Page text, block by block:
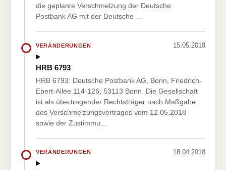
die geplante Verschmelzung der Deutsche
Postbank AG mit der Deutsche …
VERÄNDERUNGEN 15.05.2018
HRB 6793
HRB 6793: Deutsche Postbank AG, Bonn, Friedrich-
Ebert-Allee 114-126, 53113 Bonn. Die Gesellschaft
ist als übertragender Rechtsträger nach Maßgabe
des Verschmelzungsvertrages vom 12.05.2018
sowie der Zustimmu…
VERÄNDERUNGEN 18.04.2018